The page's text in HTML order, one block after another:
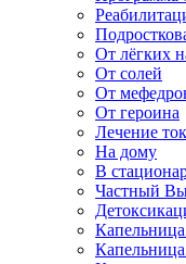
От лёгких
От солей
От
От героина
Лечение
На дому
В
Частный
Капельница